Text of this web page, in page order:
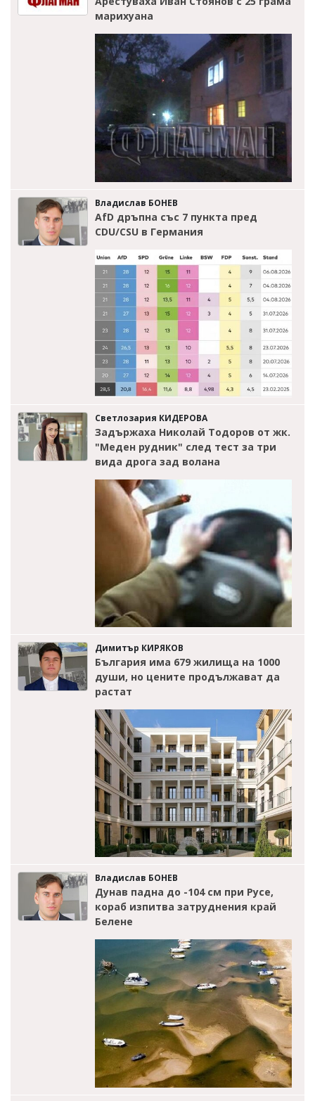
марихуана
Владислав БОНЕВ
AfD дръпна със 7 пункта пред
CDU/CSU в Германия
Светлозария КИДЕРОВА
Задържаха Николай Тодоров от жк.
"Меден рудник" след тест за три
вида дрога зад волана
Димитър КИРЯКОВ
България има 679 жилища на 1000
души, но цените продължават да
растат
Владислав БОНЕВ
Дунав падна до -104 см при Русе,
кораб изпитва затруднения край
Белене